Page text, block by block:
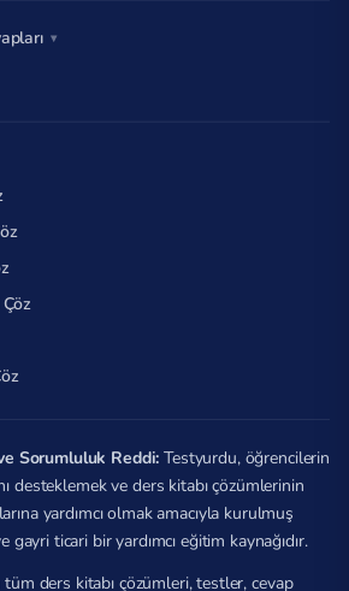
Sorumluluk Reddi: Testyurdu, öğrencilerin
desteklemek ve ders kitabı çözümlerinin
yardımcı olmak amacıyla kurulmuş
gayri ticari bir yardımcı eğitim kaynağıdır.
ders kitabı çözümleri, testler, cevap